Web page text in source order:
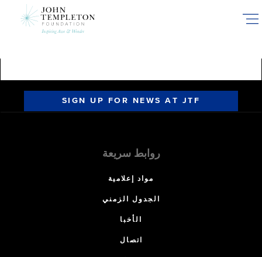
SIGN UP FOR NEWS AT JTF
روابط سريعة
مواد إعلامية
الجدول الزمني
الأخبا
اتصال